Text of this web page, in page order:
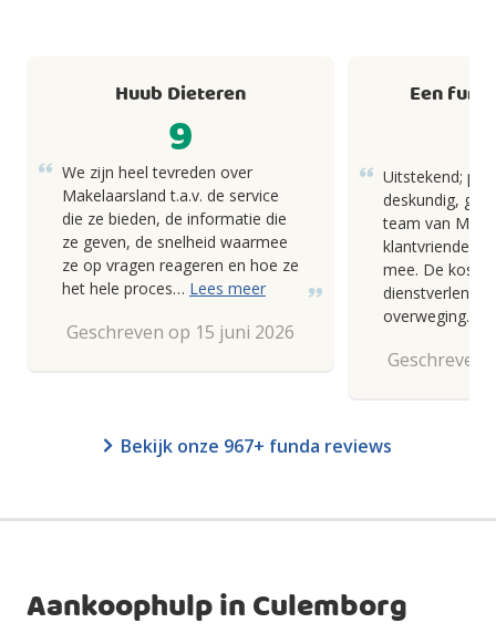
Huub Dieteren
9
We zijn heel tevreden over
Makelaarsland t.a.v. de service
die ze bieden, de informatie die
ze geven, de snelheid waarmee
ze op vragen reageren en hoe ze
het hele proces… Lees meer
Geschreven op 15 juni 2026
Een
Uitstekend;
deskundig,
team van
klantvriendelijk
mee. De
overweging.
Geschreven
Bekijk onze 967+ funda reviews
Aankoophulp in Culemborg